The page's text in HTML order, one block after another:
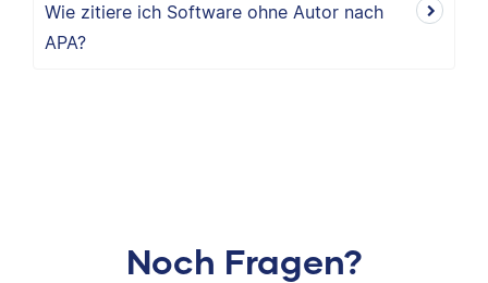
Wie zitiere ich Software ohne Autor nach
APA?
Noch Fragen?